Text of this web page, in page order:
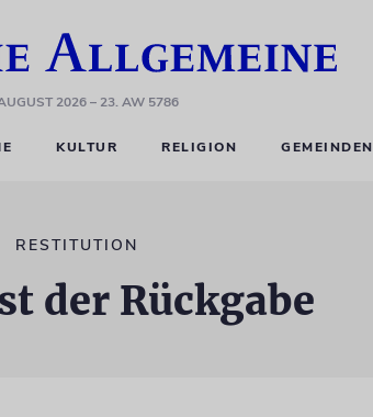
2026– 23. AW 5786
KULTUR RELIGION GEMEINDEN
RESTITUTION
der Rückgabe